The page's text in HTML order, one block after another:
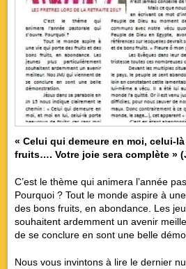
« Celui qui demeure en moi, celui-
fruits…. Votre joie sera complète »
C’est le thème qui animera l’année
Pourquoi ? Tout le monde aspire à
des bons fruits, en abondance. Les
souhaitent ardemment un avenir
de se conclure en sont une belle
Nous vous invintons à lire le dernier